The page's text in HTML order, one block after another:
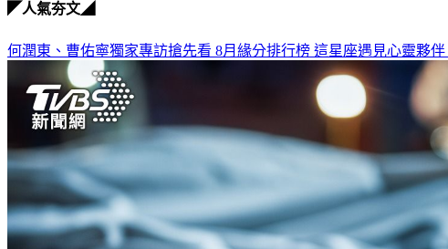
◤人氣夯文◢
何潤東、曹佑寧獨家專訪搶先看 8月緣分排行榜 這星座遇見心靈夥伴